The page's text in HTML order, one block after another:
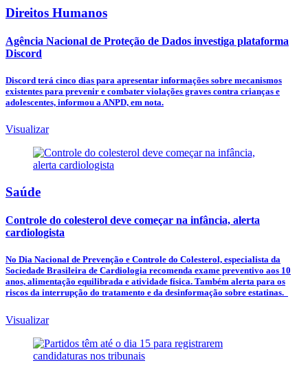
Direitos Humanos
Agência Nacional de Proteção de Dados investiga plataforma
Discord
Discord terá cinco dias para apresentar informações sobre mecanismos
existentes para prevenir e combater violações graves contra crianças e
adolescentes, informou a ANPD, em nota.
Visualizar
Saúde
Controle do colesterol deve começar na infância, alerta
cardiologista
No Dia Nacional de Prevenção e Controle do Colesterol, especialista da
Sociedade Brasileira de Cardiologia recomenda exame preventivo aos 10
anos, alimentação equilibrada e atividade física. Também alerta para os
riscos da interrupção do tratamento e da desinformação sobre estatinas.
Visualizar